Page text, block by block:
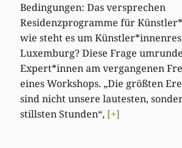
Bedingungen: Das versprechen
Residenzprogramme für
wie steht es um
Luxemburg? Diese Frage
Expert*innen am vergangenen
eines Workshops. „Die größten
sind nicht unsere lautesten,
stillsten Stunden“, [+]